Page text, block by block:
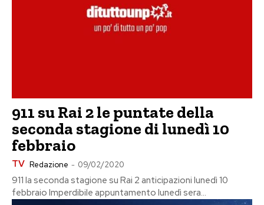
911 su Rai 2 le puntate della
seconda stagione di lunedì 10
febbraio
TV Redazione - 09/02/2020
911 la seconda stagione su Rai 2 anticipazioni lunedì 10
febbraio Imperdibile appuntamento lunedì sera...